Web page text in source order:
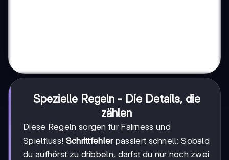
Spezielle Regeln - Die Details, die
zählen
Diese Regeln sorgen für Fairness und
Spielfluss! Schrittfehlerpassiert schnell: Sobald
du aufhörst zu dribbeln, darfst du nur noch zwei